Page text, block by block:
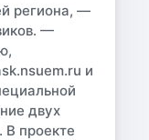
региона, —
—
и
двух
В проекте